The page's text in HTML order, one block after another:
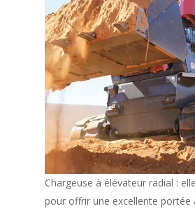
Chargeuse à élévateur radial :
pour offrir une excellente portée